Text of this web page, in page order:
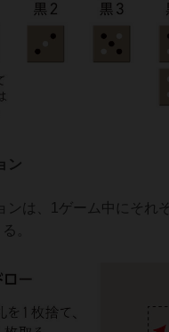
ン
ンは、1ゲーム中にそれ
。